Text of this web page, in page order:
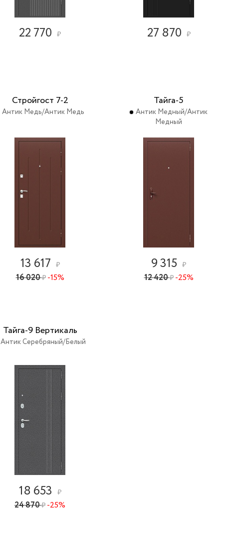
22 770 ₽ 27 870 ₽
Стройгост 7-2
Антик Медь/Антик Медь
13 617 ₽
16 020₽ -15%
Тайга-5
Антик Медный/Антик
Медный
9 315 ₽
12 420₽ -25%
Тайга-9 Вертикаль
Антик Серебряный/Белый
18 653 ₽
24 870₽ -25%